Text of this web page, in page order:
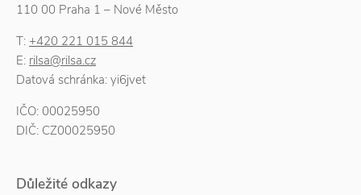
110 00 Praha 1 – Nové Město
T: +420 221 015 844
E: rilsa@rilsa.cz
Datová schránka: yi6jvet
IČO: 00025950
DIČ: CZ00025950
Důležité odkazy